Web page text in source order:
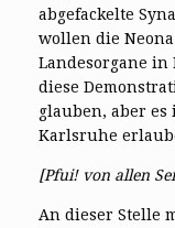
abgefackelte
wollen die
Landesorgane
diese
glauben, aber es
Karlsruhe
[Pfui! von allen
An dieser Stelle